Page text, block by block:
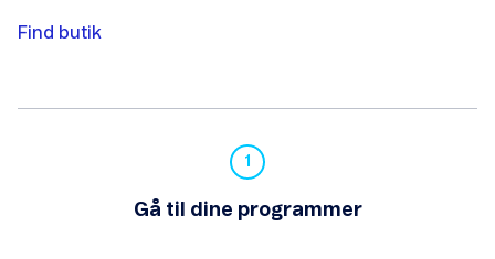
Problemer med at modtage mms'er
Find butik
Gå til dine programmer